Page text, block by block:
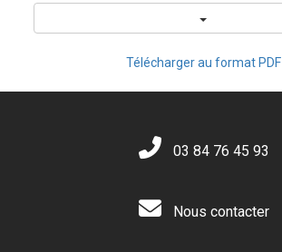
Télécharger au format PDF
03 84 76 45 93
Nous contacter